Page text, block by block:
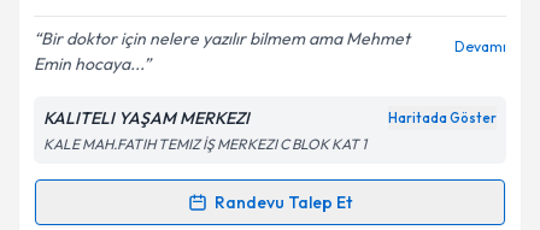
Bir doktor için nelere yazılır bilmem ama Mehmet
Emin hocaya...
Devamı
KALITELI YAŞAM MERKEZI Haritada Göster
KALE MAH.FATIH TEMIZ İŞ MERKEZI C BLOK KAT 1
Randevu Talep Et
Randevu Takvimi Talebi